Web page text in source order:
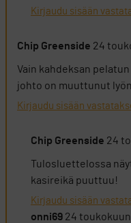
Kirjaudu sisään
Chip Greenside 24
Vain kahdeksan
johto on muuttunut
Kirjaudu sisään
Chip Greenside 24
Tulosluettelossa
kasireikä puuttuu!
Kirjaudu sisään
onni69 24